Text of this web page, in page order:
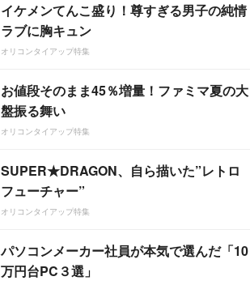
イケメンてんこ盛り！尊すぎる男子の純情
ラブに胸キュン
オリコンタイアップ特集
お値段そのまま45％増量！ファミマ夏の大
盤振る舞い
オリコンタイアップ特集
SUPER★DRAGON、自ら描いた”レトロ
フューチャー”
オリコンタイアップ特集
パソコンメーカー社員が本気で選んだ「10
万円台PC３選」